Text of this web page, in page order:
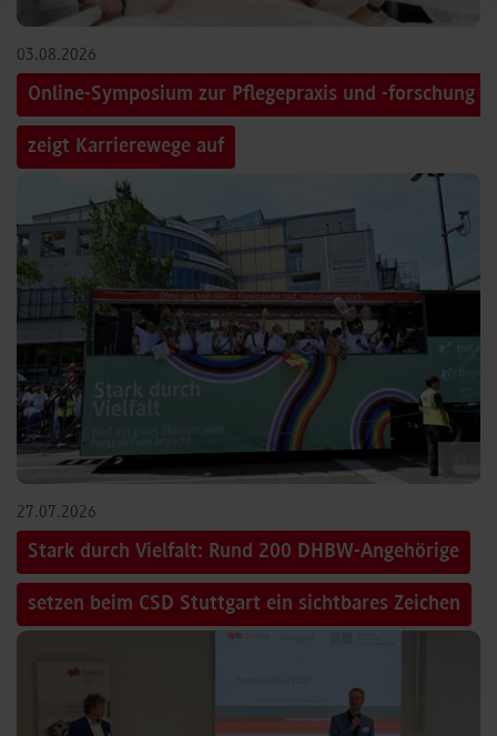
03.08.2026
Online-Symposium zur Pflegepraxis und -forschung
zeigt Karrierewege auf
27.07.2026
Stark durch Vielfalt: Rund 200 DHBW-Angehörige
setzen beim CSD Stuttgart ein sichtbares Zeichen